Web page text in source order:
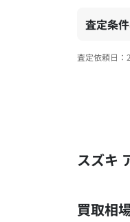
査定条件
査定依頼日：
スズキ
買取相